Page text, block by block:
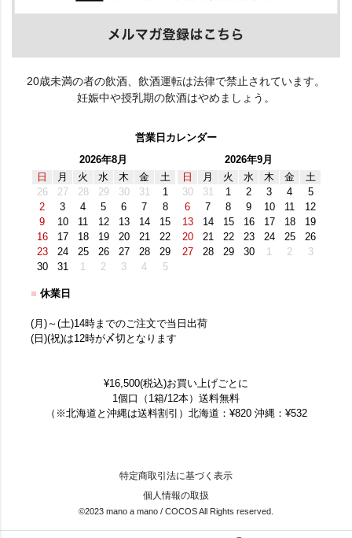
20歳未満の者の飲酒、飲酒運転は法律で禁止されています。
妊娠中や授乳期の飲酒はやめましょう。
営業日カレンダー
2026年8月
日
月 火 水 木 金
土
26
27 28 29 30 31
1
2
3 4 5 6 7
8
9
10 11 12 13 14
15
16
17 18 19 20 21
22
23
24 25 26 27 28
29
30
31 1 2 3 4 5
2026年9月
日
月 火 水 木 金
土
30
31 1 2 3 4
5
6
7 8 9 10 11
12
13
14 15 16 17 18
19
20
21 22 23 24 25
26
27
28 29 30 1 2 3
■ 休業日
(月)～(土)14時までのご注文で当日出荷
(日)(祝)は12時が〆切となります
¥16,500(税込)お買い上げごとに
1個口（1箱/12本）送料無料
（※北海道と沖縄は送料割引）北海道：¥820 沖縄：¥532
特定商取引法に基づく表示
個人情報の取扱
©2023 mano a mano / COCOS All Rights reserved.